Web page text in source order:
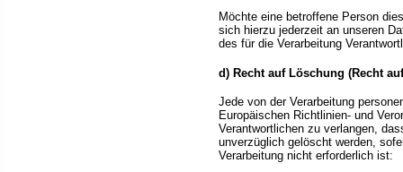
Möchte eine betroffene Person
sich hierzu jederzeit an unseren
des für die Verarbeitung
d) Recht auf Löschung (Recht
Jede von der Verarbeitung
Europäischen Richtlinien- und
Verantwortlichen zu verlangen,
unverzüglich gelöscht werden,
Verarbeitung nicht erforderlich ist: